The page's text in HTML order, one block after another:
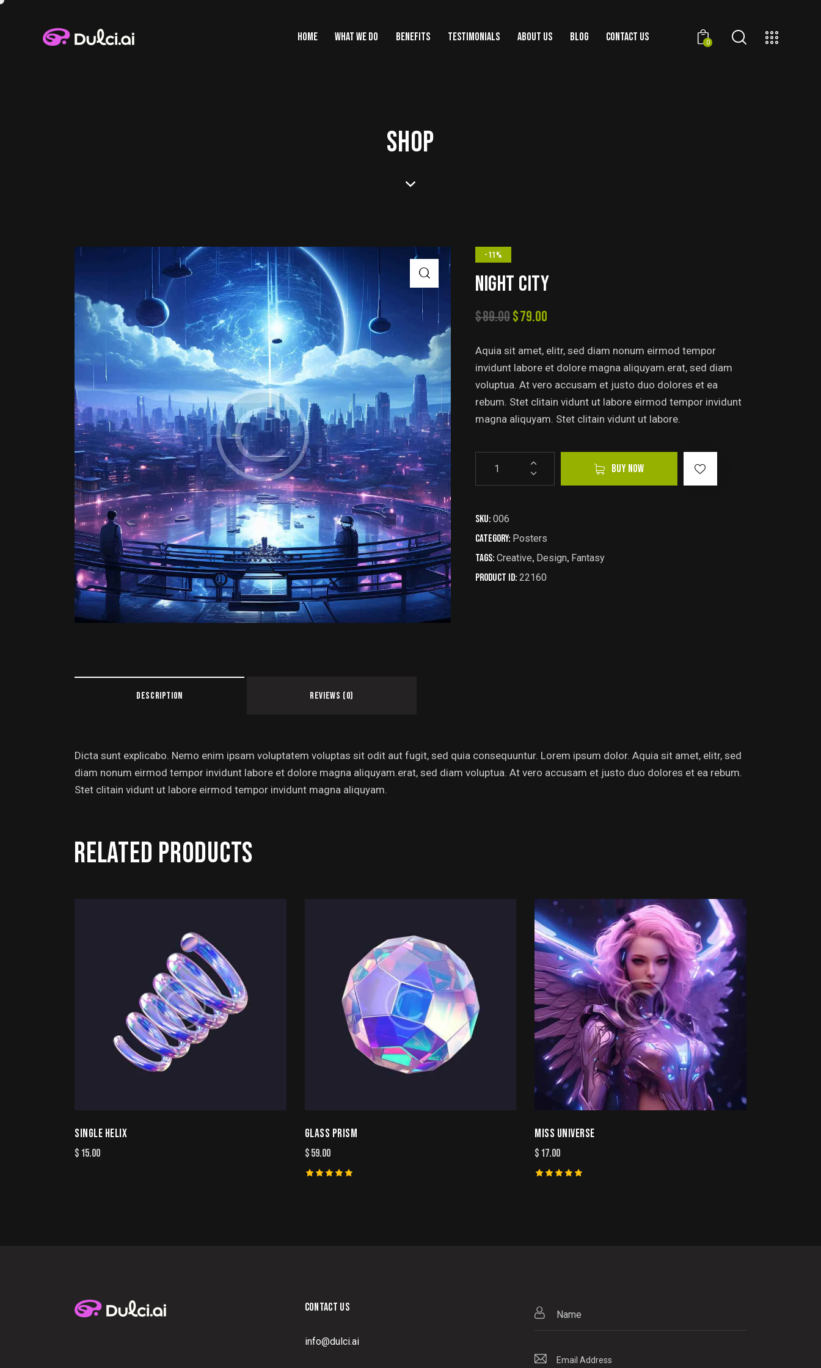
HOME WHAT WE DO BENEFITS TESTIMONIALS ABOUT US BLOG CONTACT US 0
SHOP
-11%
NIGHT CITY
$89.00$79.00
Aquia sit amet, elitr, sed diam nonum eirmod tempor
invidunt labore et dolore magna aliquyam.erat, sed diam
voluptua. At vero accusam et justo duo dolores et ea
rebum. Stet clitain vidunt ut labore eirmod tempor invidunt
magna aliquyam. Stet clitain vidunt ut labore.
BUY NOW
SKU: 006
Category: Posters
Tags: Creative, Design, Fantasy
Product ID: 22160
DESCRIPTION REVIEWS (0)
Dicta sunt explicabo. Nemo enim ipsam voluptatem voluptas sit odit aut fugit, sed quia consequuntur. Lorem ipsum dolor. Aquia sit amet, elitr, sed
diam nonum eirmod tempor invidunt labore et dolore magna aliquyam.erat, sed diam voluptua. At vero accusam et justo duo dolores et ea rebum.
Stet clitain vidunt ut labore eirmod tempor invidunt magna aliquyam.
RELATED PRODUCTS
SINGLE HELIX
$ 15.00
GLASS PRISM
$59.00
MISS UNIVERSE
$ 17.00
CONTACT US
info@dulci.ai